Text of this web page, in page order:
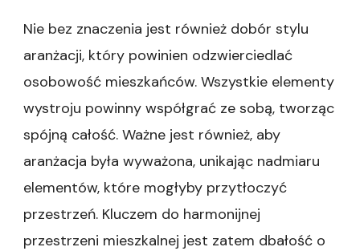
Nie bez znaczenia jest również dobór stylu
aranżacji, który powinien odzwierciedlać
osobowość mieszkańców. Wszystkie elementy
wystroju powinny współgrać ze sobą, tworząc
spójną całość. Ważne jest również, aby
aranżacja była wyważona, unikając nadmiaru
elementów, które mogłyby przytłoczyć
przestrzeń. Kluczem do harmonijnej
przestrzeni mieszkalnej jest zatem dbałość o